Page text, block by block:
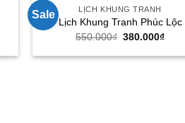
Sale LỊCH KHUNG TRANH
Lịch Khung Tranh Phúc Lộc
550.000₫ Giá
là:
380.000₫Giá
tại